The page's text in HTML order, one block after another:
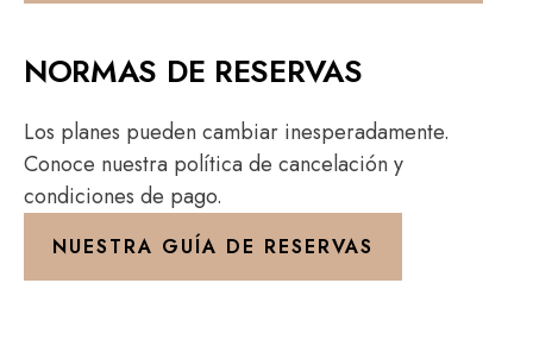
NORMAS DE RESERVAS
Los planes pueden cambiar inesperadamente.
Conoce nuestra política de cancelación y
condiciones de pago.
NUESTRA GUÍA DE RESERVAS